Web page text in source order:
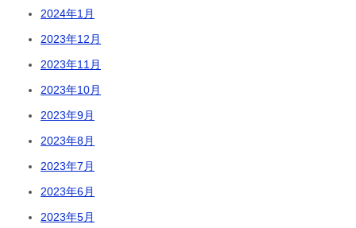
2024年1月
2023年12月
2023年11月
2023年10月
2023年9月
2023年8月
2023年7月
2023年6月
2023年5月